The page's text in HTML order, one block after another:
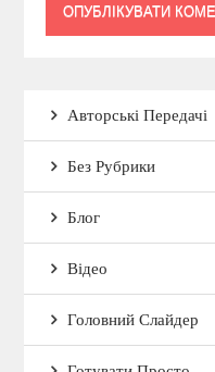
Авторські Передачі
Без Рубрики
Блог
Відео
Головний Слайдер